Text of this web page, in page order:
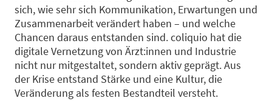
sich, wie sehr sich Kommunikation, Erwartungen und
Zusammenarbeit verändert haben – und welche
Chancen daraus entstanden sind.coliquio hat die
digitale Vernetzung von Ärzt:innen und Industrie
nicht nur mitgestaltet, sondern aktiv geprägt.Aus
der Kriseentstand Stärke und eine Kultur, die
Veränderung als festen Bestandteil versteht.